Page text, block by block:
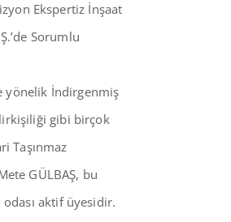
Ekspertiz İnşaat
Sorumlu
yönelik İndirgenmiş
gibi birçok
Taşınmaz
GÜLBAŞ, bu
aktif üyesidir.